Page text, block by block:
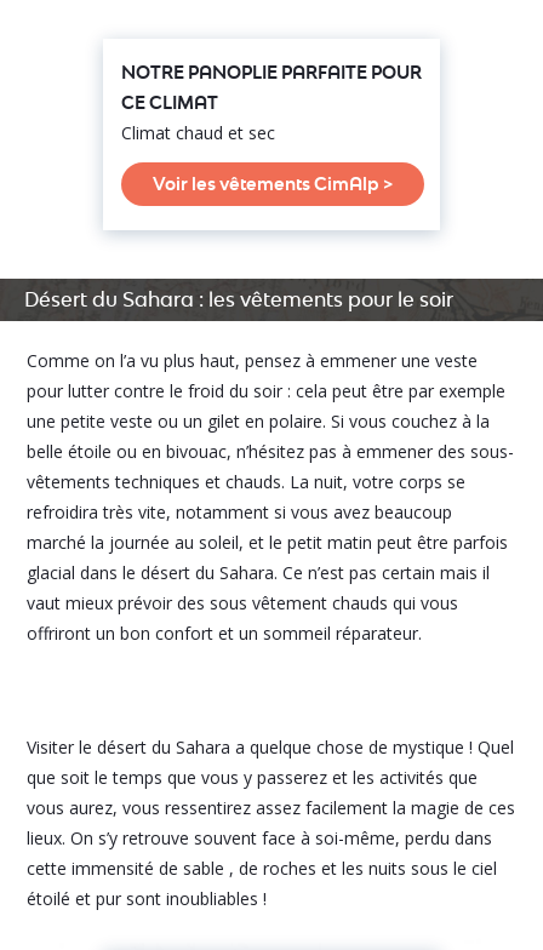
NOTRE PANOPLIE PARFAITE POUR
CE CLIMAT
Climat chaud et sec
Voir les vêtements CimAlp >
Désert du Sahara : les vêtements pour le soir
Comme on l’a vu plus haut, pensez à emmener une veste
pour lutter contre le froid du soir : cela peut être par exemple
une petite veste ou un gilet en polaire. Si vous couchez à la
belle étoile ou en bivouac, n’hésitez pas à emmener des sous-
vêtements techniques et chauds. La nuit, votre corps se
refroidira très vite, notamment si vous avez beaucoup
marché la journée au soleil, et le petit matin peut être parfois
glacial dans le désert du Sahara. Ce n’est pas certain mais il
vaut mieux prévoir des sous vêtement chauds qui vous
offriront un bon confort et un sommeil réparateur.
Visiter le désert du Sahara a quelque chose de mystique ! Quel
que soit le temps que vous y passerez et les activités que
vous aurez, vous ressentirez assez facilement la magie de ces
lieux. On s’y retrouve souvent face à soi-même, perdu dans
cette immensité de sable , de roches et les nuits sous le ciel
étoilé et pur sont inoubliables !